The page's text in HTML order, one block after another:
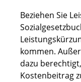
Beziehen Sie
kommen.
dazu
Kostenbeitrag